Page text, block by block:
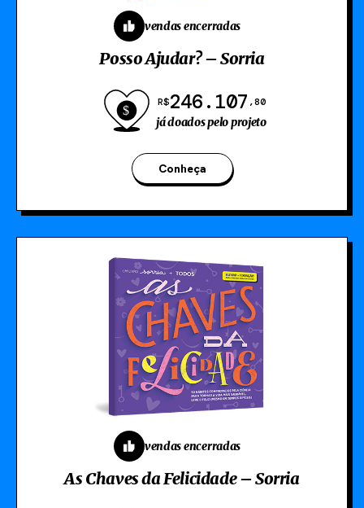
vendas encerradas
Posso Ajudar? – Sorria
R$246.107 ,80
já doados pelo projeto
Conheça
vendas encerradas
As Chaves da Felicidade – Sorria